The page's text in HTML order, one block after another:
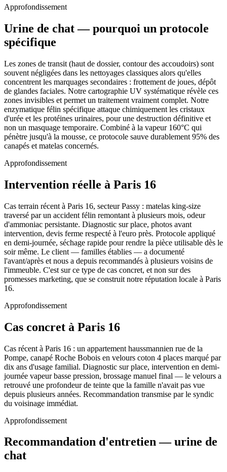
Approfondissement
Urine de chat — pourquoi un protocole
spécifique
Les zones de transit (haut de dossier, contour des accoudoirs) sont
souvent négligées dans les nettoyages classiques alors qu'elles
concentrent les marquages secondaires : frottement de joues, dépôt
de glandes faciales. Notre cartographie UV systématique révèle ces
zones invisibles et permet un traitement vraiment complet. Notre
enzymatique félin spécifique attaque chimiquement les cristaux
d'urée et les protéines urinaires, pour une destruction définitive et
non un masquage temporaire. Combiné à la vapeur 160°C qui
pénètre jusqu'à la mousse, ce protocole sauve durablement 95% des
canapés et matelas concernés.
Approfondissement
Intervention réelle à Paris 16
Cas terrain récent à Paris 16, secteur Passy : matelas king-size
traversé par un accident félin remontant à plusieurs mois, odeur
d'ammoniac persistante. Diagnostic sur place, photos avant
intervention, devis ferme respecté à l'euro près. Protocole appliqué
en demi-journée, séchage rapide pour rendre la pièce utilisable dès le
soir même. Le client — familles établies — a documenté
l'avant/après et nous a depuis recommandés à plusieurs voisins de
l'immeuble. C'est sur ce type de cas concret, et non sur des
promesses marketing, que se construit notre réputation locale à Paris
16.
Approfondissement
Cas concret à Paris 16
Cas récent à Paris 16 : un appartement haussmannien rue de la
Pompe, canapé Roche Bobois en velours coton 4 places marqué par
dix ans d'usage familial. Diagnostic sur place, intervention en demi-
journée vapeur basse pression, brossage manuel final — le velours a
retrouvé une profondeur de teinte que la famille n'avait pas vue
depuis plusieurs années. Recommandation transmise par le syndic
du voisinage immédiat.
Approfondissement
Recommandation d'entretien — urine de
chat